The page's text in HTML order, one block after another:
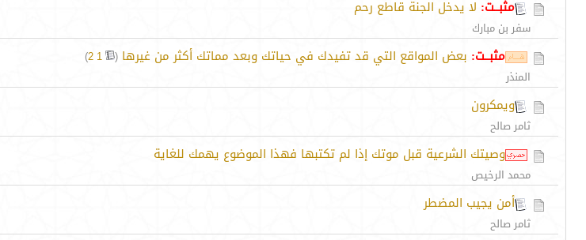
مثبــت: لا يدخل الجنة قاطع رحم
سفر بن مبارك
مثبــت: بعض المواقع التي قد تفيدك في حياتك وبعد مماتك أكثر من غيرها (
1
2
)
المنذر
ويمكرون
ثامر صالح
وصيتك الشرعية قبل موتك إذا لم تكتبها فهذا الموضوع يهمك للغاية
محمد الرخيص
أمن يجيب المضطر
ثامر صالح